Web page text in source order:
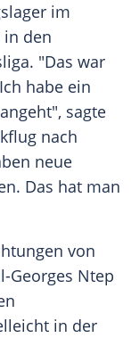
im
in den
"Das war
habe ein
sagte
nach
neue
Das hat man
von
Georges Ntep
in der